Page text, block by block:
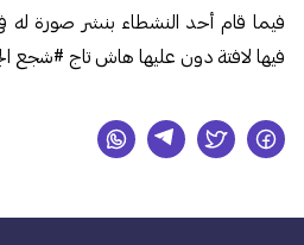
فيما قام أحد النشطاء بنشر صورة له
فيها لافتة دون عليها هاش تاج #شجع